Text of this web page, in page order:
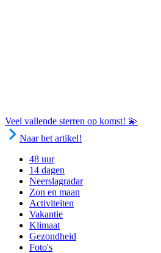
Veel vallende sterren op komst! 💫
Naar het artikel!
48 uur
14 dagen
Neerslagradar
Zon en maan
Activiteiten
Vakantie
Klimaat
Gezondheid
Foto's